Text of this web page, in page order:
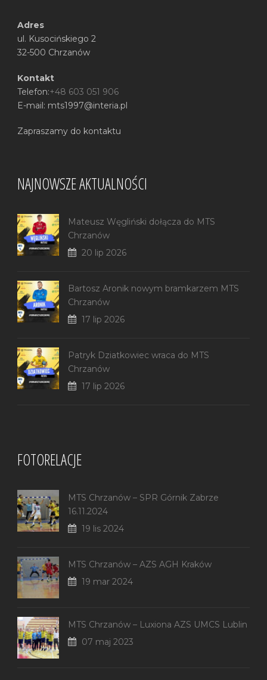
Adres
ul. Kusocińskiego 2
32-500 Chrzanów
Kontakt
Telefon:+48 603 051 906
E-mail: mts1997@interia.pl
Zapraszamy do kontaktu
NAJNOWSZE AKTUALNOŚCI
Mateusz Węgliński dołącza do MTS
Chrzanów
20 lip 2026
Bartosz Aronik nowym bramkarzem MTS
Chrzanów
17 lip 2026
Patryk Dziatkowiec wraca do MTS
Chrzanów
17 lip 2026
FOTORELACJE
MTS Chrzanów – SPR Górnik Zabrze
16.11.2024
19 lis 2024
MTS Chrzanów – AZS AGH Kraków
19 mar 2024
MTS Chrzanów – Luxiona AZS UMCS Lublin
07 maj 2023